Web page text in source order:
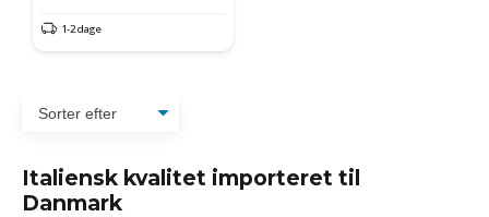
1-2 dage
Italiensk kvalitet importeret til
Danmark